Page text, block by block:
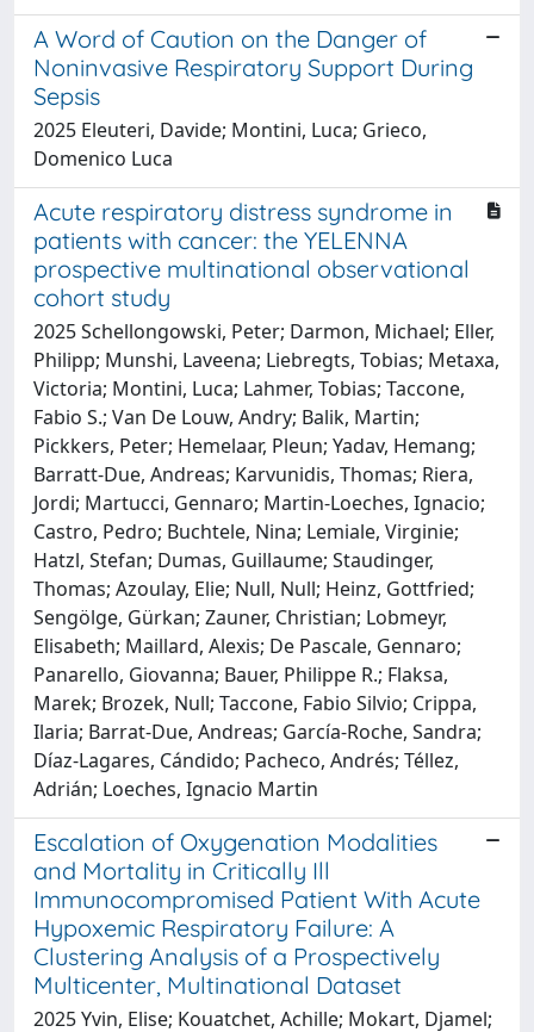
A Word of Caution on the Danger of
Noninvasive Respiratory Support During
Sepsis
2025 Eleuteri, Davide; Montini, Luca; Grieco,
Domenico Luca
Acute respiratory distress syndrome in
patients with cancer: the YELENNA
prospective multinational observational
cohort study
2025 Schellongowski, Peter; Darmon, Michael; Eller,
Philipp; Munshi, Laveena; Liebregts, Tobias; Metaxa,
Victoria; Montini, Luca; Lahmer, Tobias; Taccone,
Fabio S.; Van De Louw, Andry; Balik, Martin;
Pickkers, Peter; Hemelaar, Pleun; Yadav, Hemang;
Barratt-Due, Andreas; Karvunidis, Thomas; Riera,
Jordi; Martucci, Gennaro; Martin-Loeches, Ignacio;
Castro, Pedro; Buchtele, Nina; Lemiale, Virginie;
Hatzl, Stefan; Dumas, Guillaume; Staudinger,
Thomas; Azoulay, Elie; Null, Null; Heinz, Gottfried;
Sengölge, Gürkan; Zauner, Christian; Lobmeyr,
Elisabeth; Maillard, Alexis; De Pascale, Gennaro;
Panarello, Giovanna; Bauer, Philippe R.; Flaksa,
Marek; Brozek, Null; Taccone, Fabio Silvio; Crippa,
Ilaria; Barrat-Due, Andreas; García-Roche, Sandra;
Díaz-Lagares, Cándido; Pacheco, Andrés; Téllez,
Adrián; Loeches, Ignacio Martin
Escalation of Oxygenation Modalities
and Mortality in Critically Ill
Immunocompromised Patient With Acute
Hypoxemic Respiratory Failure: A
Clustering Analysis of a Prospectively
Multicenter, Multinational Dataset
2025 Yvin, Elise; Kouatchet, Achille; Mokart, Djamel;